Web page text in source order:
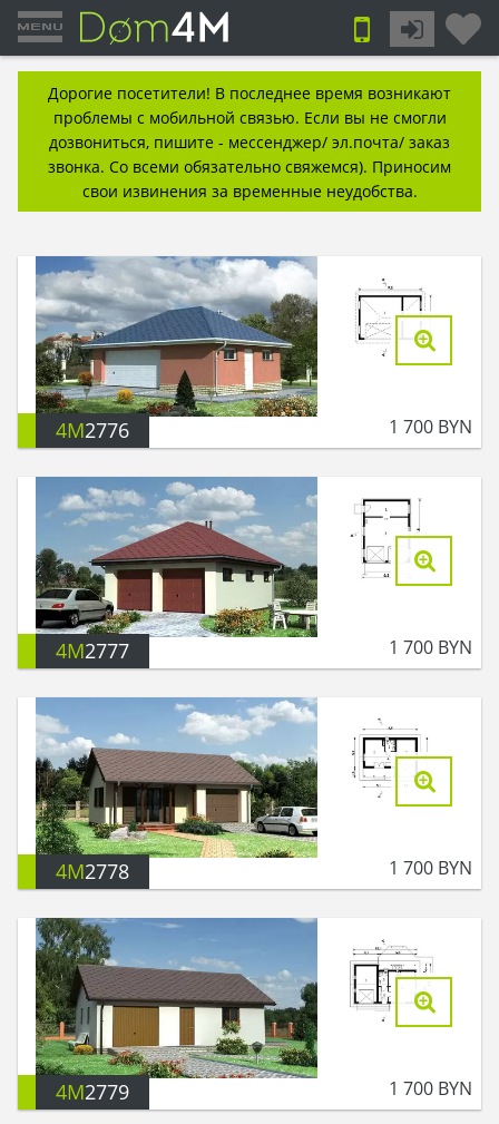
Дорогие посетители! В последнее время возникают
проблемы с мобильной связью. Если вы не смогли
дозвониться, пишите - мессенджер/ эл.почта/ заказ
звонка. Со всеми обязательно свяжемся). Приносим
свои извинения за временные неудобства.
4M2776 1 700 BYN
4M2777 1 700 BYN
4M2778 1 700 BYN
4M2779 1 700 BYN